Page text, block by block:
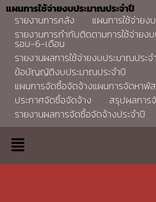
แผนการใช้จ่ายงบประมาณประจำปี
รายงานการคลัง
แผนการใช้จ่ายง
รายงานการกำกับติดตามการใช้จ่ายง
รอบ-6-เดือน
รายงานผลการใช้จ่ายงบประมาณประจ
ข้อบัญญัติงบประมาณประจำปี
แผนการจัดซื้อจัดจ้างแผนการจัดหาพั
ประกาศจัดซื้อจัดจ้าง
สรุปผลการ
รายงานผลการจัดซื้อจัดจ้างประจำปี